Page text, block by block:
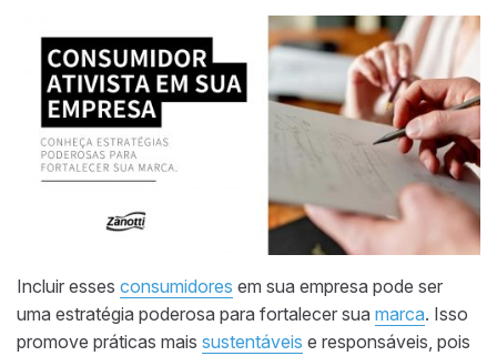
Incluir esses consumidores em sua empresa pode ser
uma estratégia poderosa para fortalecer sua marca. Isso
promove práticas mais sustentáveis e responsáveis, pois